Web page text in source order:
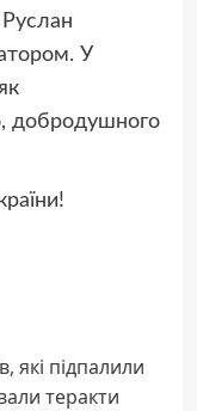
У
добродушного
які підпалили
теракти